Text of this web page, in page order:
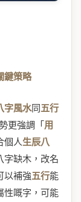
鍵策略
字風水同五行
更強調「用
個人生辰八
字缺木，改名
以補強五行能
性嘅字，可能